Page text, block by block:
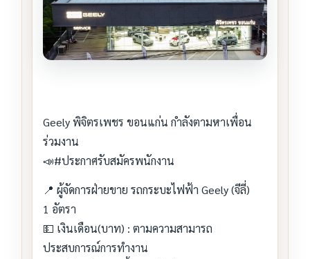
Geely พิจิตรเพชร ขอนแก่น กำลังตามหาเพื่อน
ร่วมงาน
📣#ประกาศรับสมัครพนักงาน
📍 ผู้จัดการฝ่ายขาย รถกระบะไฟฟ้า Geely (จีลี่)
1 อัตรา
💵 เงินเดือน(บาท) : ตามความสามารถ
ประสบการณ์การทำงาน